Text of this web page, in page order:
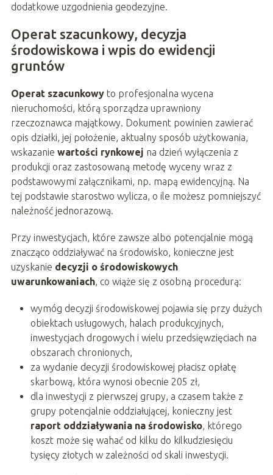
dodatkowe uzgodnienia geodezyjne.
Operat szacunkowy, decyzja
środowiskowa i wpis do ewidencji
gruntów
Operat szacunkowyto profesjonalna wycena
nieruchomości, którą sporządza uprawniony
rzeczoznawca majątkowy. Dokument powinien zawierać
opis działki, jej położenie, aktualny sposób użytkowania,
wskazanie wartości rynkowej na dzień wyłączenia z
produkcji oraz zastosowaną metodę wyceny wraz z
podstawowymi załącznikami, np. mapą ewidencyjną. Na
tej podstawie starostwo wylicza, o ile możesz pomniejszyć
należność jednorazową.
Przy inwestycjach, które zawsze albo potencjalnie mogą
znacząco oddziaływać na środowisko, konieczne jest
uzyskanie decyzji o środowiskowych
uwarunkowaniach, co wiąże się z osobną procedurą:
wymóg decyzji środowiskowej pojawia się przy dużych
obiektach usługowych, halach produkcyjnych,
inwestycjach drogowych i wielu przedsięwzięciach na
obszarach chronionych,
za wydanie decyzji środowiskowej płacisz opłatę
skarbową, która wynosi obecnie 205 zł,
dla inwestycji z pierwszej grupy, a czasem także z
grupy potencjalnie oddziałującej, konieczny jest
raport oddziaływania na środowisko, którego
koszt może się wahać od kilku do kilkudziesięciu
tysięcy złotych w zależności od skali inwestycji.